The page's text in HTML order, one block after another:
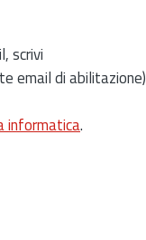
scrivi
email di abilitazione)
informatica.